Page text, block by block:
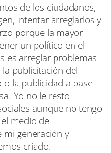
de los ciudadanos,
intentar arreglarlos y
porque la mayor
un político en el
es arreglar problemas
publicitación del
o la publicidad a base
Yo no le resto
aunque no tengo
medio de
mi generación y
criado.